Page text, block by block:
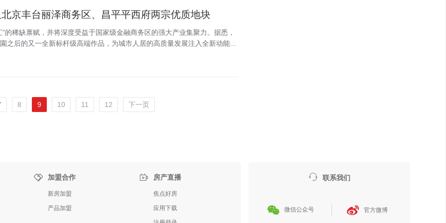
京丰台丽泽商务区、昌平平西府两宗优质地块
的稀缺禀赋，并将深度受益于国家级金融商务区的强大产业集聚力。据悉，
之后的又一全新标杆级高端作品，为城市人居的高质量发展注入全新动能...
8 9 10 11 12 下一页
 加盟合作
新房加盟
产品加盟
 房产直播
焦点好房
应用下载
 联系我们
 微信公众号  官方微博